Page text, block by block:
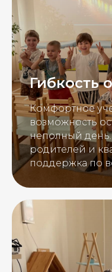
Гибкость
Комфортное
возможность
неполный день.
родителей и
поддержка по